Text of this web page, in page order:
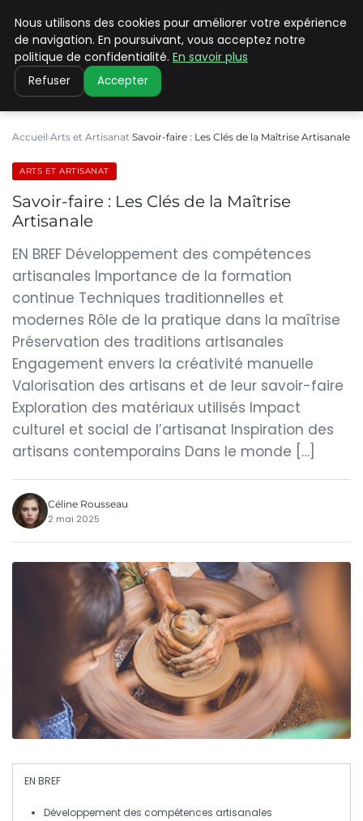
PILAT PATRIMOINES
Accueil Arts et Artisanat Savoir-faire : Les Clés de la Maîtrise Artisanale
ARTS ET ARTISANAT
Savoir-faire : Les Clés de la Maîtrise
Artisanale
EN BREF Développement des compétences
artisanales Importance de la formation
continue Techniques traditionnelles et
modernes Rôle de la pratique dans la maîtrise
Préservation des traditions artisanales
Engagement envers la créativité manuelle
Valorisation des artisans et de leur savoir-faire
Exploration des matériaux utilisés Impact
culturel et social de l’artisanat Inspiration des
artisans contemporains Dans le monde […]
Céline Rousseau
2 mai 2025
EN BREF
Développement des compétences artisanales
Nous utilisons des cookies pour améliorer votre expérience
de navigation. En poursuivant, vous acceptez notre
politique de confidentialité. En savoir plus
Refuser Accepter